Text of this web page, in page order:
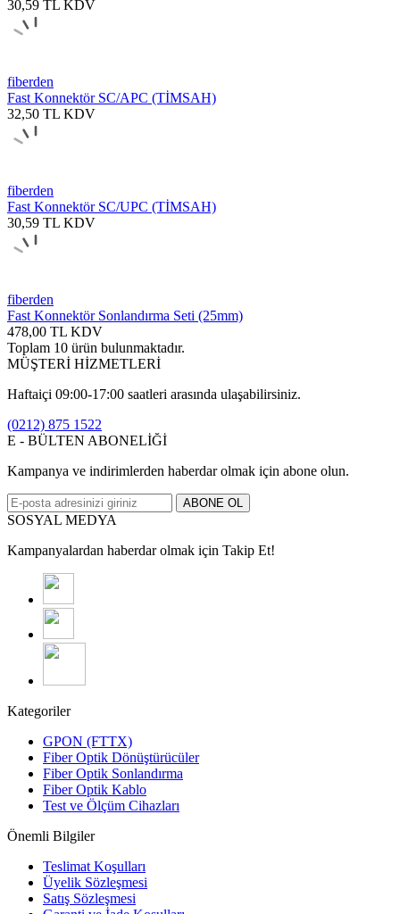
30,59 TL KDV
fiberden
Fast Konnektör SC/APC (TİMSAH)
32,50 TL KDV
fiberden
Fast Konnektör SC/UPC (TİMSAH)
30,59 TL KDV
fiberden
Fast Konnektör Sonlandırma Seti (25mm)
478,00 TL KDV
Toplam 10 ürün bulunmaktadır.
MÜŞTERİ HİZMETLERİ
Haftaiçi 09:00-17:00 saatleri arasında ulaşabilirsiniz.
(0212) 875 1522
E - BÜLTEN ABONELİĞİ
Kampanya ve indirimlerden haberdar olmak için abone olun.
ABONE OL
SOSYAL MEDYA
Kampanyalardan haberdar olmak için Takip Et!
Kategoriler
GPON (FTTX)
Fiber Optik Dönüştürücüler
Fiber Optik Sonlandırma
Fiber Optik Kablo
Test ve Ölçüm Cihazları
Önemli Bilgiler
Teslimat Koşulları
Üyelik Sözleşmesi
Satış Sözleşmesi